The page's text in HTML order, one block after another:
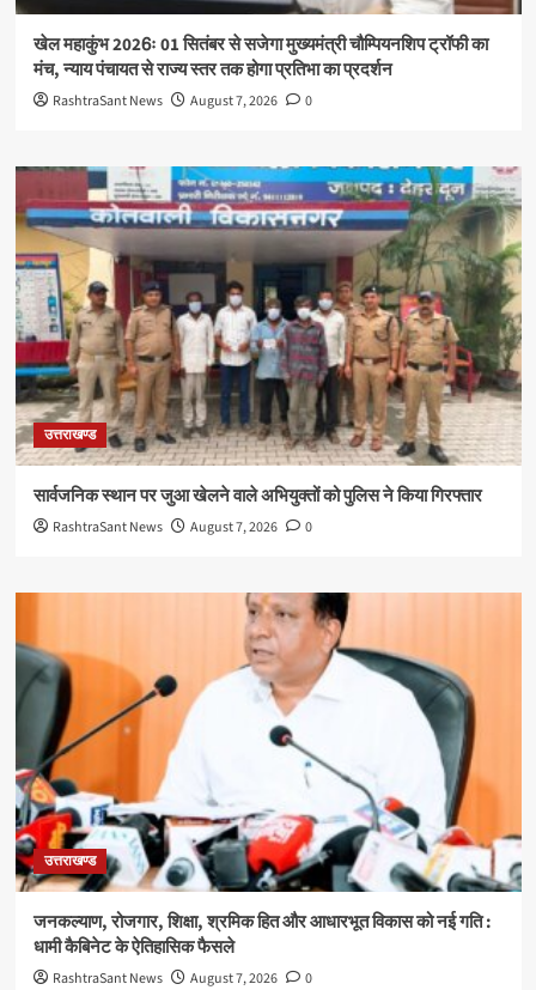
खेल महाकुंभ 2026ः 01 सितंबर से सजेगा मुख्यमंत्री चौम्पियनशिप ट्रॉफी का
मंच, न्याय पंचायत से राज्य स्तर तक होगा प्रतिभा का प्रदर्शन
RashtraSant News August 7, 2026 0
उत्तराखण्ड
सार्वजनिक स्थान पर जुआ खेलने वाले अभियुक्तों को पुलिस ने किया गिरफ्तार
RashtraSant News August 7, 2026 0
उत्तराखण्ड
जनकल्याण, रोजगार, शिक्षा, श्रमिक हित और आधारभूत विकास को नई गति :
धामी कैबिनेट के ऐतिहासिक फैसले
RashtraSant News August 7, 2026 0